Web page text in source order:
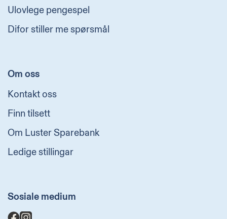
Ulovlege pengespel
Difor stiller me spørsmål
Om oss
Kontakt oss
Finn tilsett
Om Luster Sparebank
Ledige stillingar
Sosiale medium